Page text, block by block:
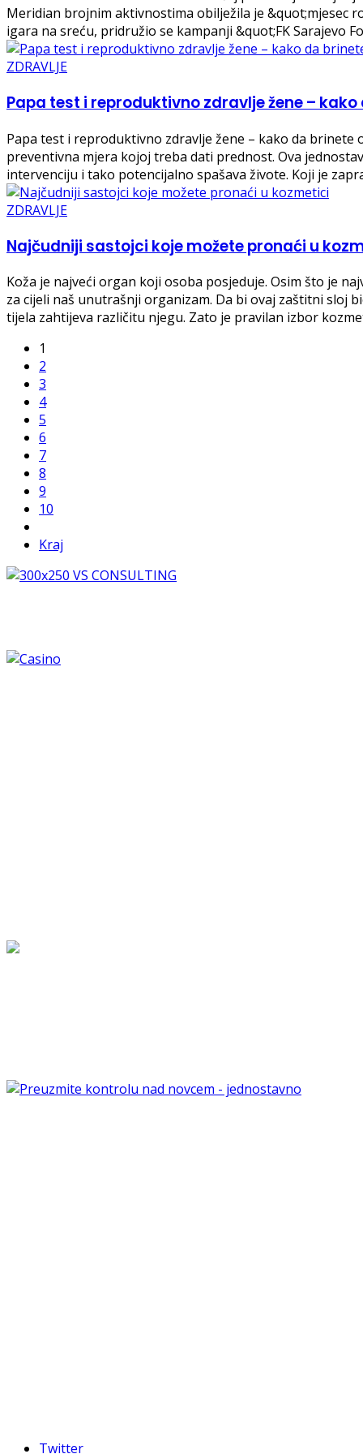
Meridian brojnim aktivnostima obilježila je &quot;mjesec
igara na sreću, pridružio se kampanji &quot;FK Sarajevo
ZDRAVLJE
Papa test i reproduktivno zdravlje žene – kako
Papa test i reproduktivno zdravlje žene – kako da
preventivna mjera kojoj treba dati prednost. Ova
intervenciju i tako potencijalno spašava živote. Koji je
ZDRAVLJE
Najčudniji sastojci koje možete pronaći u
Koža je najveći organ koji osoba posjeduje. Osim što je
za cijeli naš unutrašnji organizam. Da bi ovaj zaštitni sloj
tijela zahtijeva različitu njegu. Zato je pravilan izbor
1
2
3
4
5
6
7
8
9
10
Kraj
Twitter